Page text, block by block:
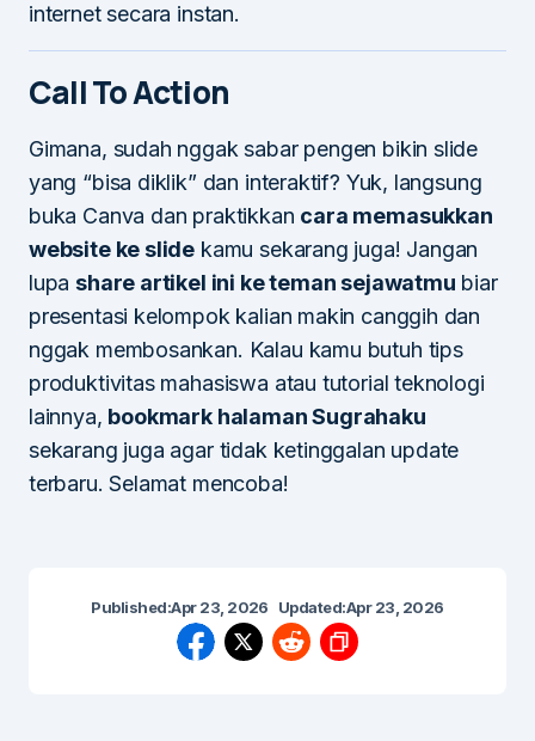
internet secara instan.
Call To Action
Gimana, sudah nggak sabar pengen bikin slide
yang “bisa diklik” dan interaktif? Yuk, langsung
buka Canva dan praktikkan cara memasukkan
website ke slide kamu sekarang juga! Jangan
lupashare artikel ini ke teman sejawatmu biar
presentasi kelompok kalian makin canggih dan
nggak membosankan. Kalau kamu butuh tips
produktivitas mahasiswa atau tutorial teknologi
lainnya, bookmark halaman Sugrahaku
sekarang juga agar tidak ketinggalan update
terbaru. Selamat mencoba!
Published:Apr 23, 2026 Updated:Apr 23, 2026